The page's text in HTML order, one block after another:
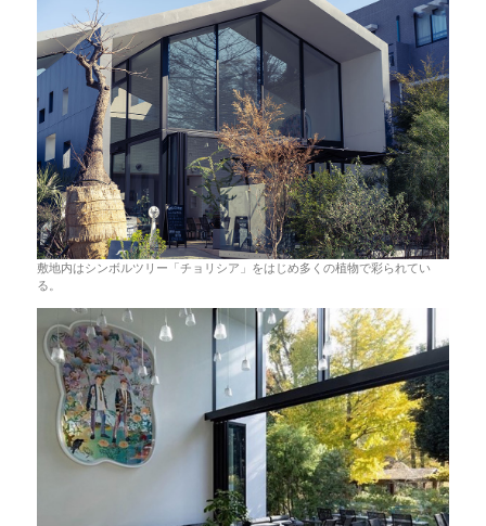
敷地内はシンボルツリー「チョリシア」をはじめ多くの植物で彩られてい
る。